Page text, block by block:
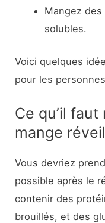
Mangez
solubles.
Voici quelques
pour les
Ce qu’il
mange
Vous devriez
possible après le
contenir des
brouillés, et des